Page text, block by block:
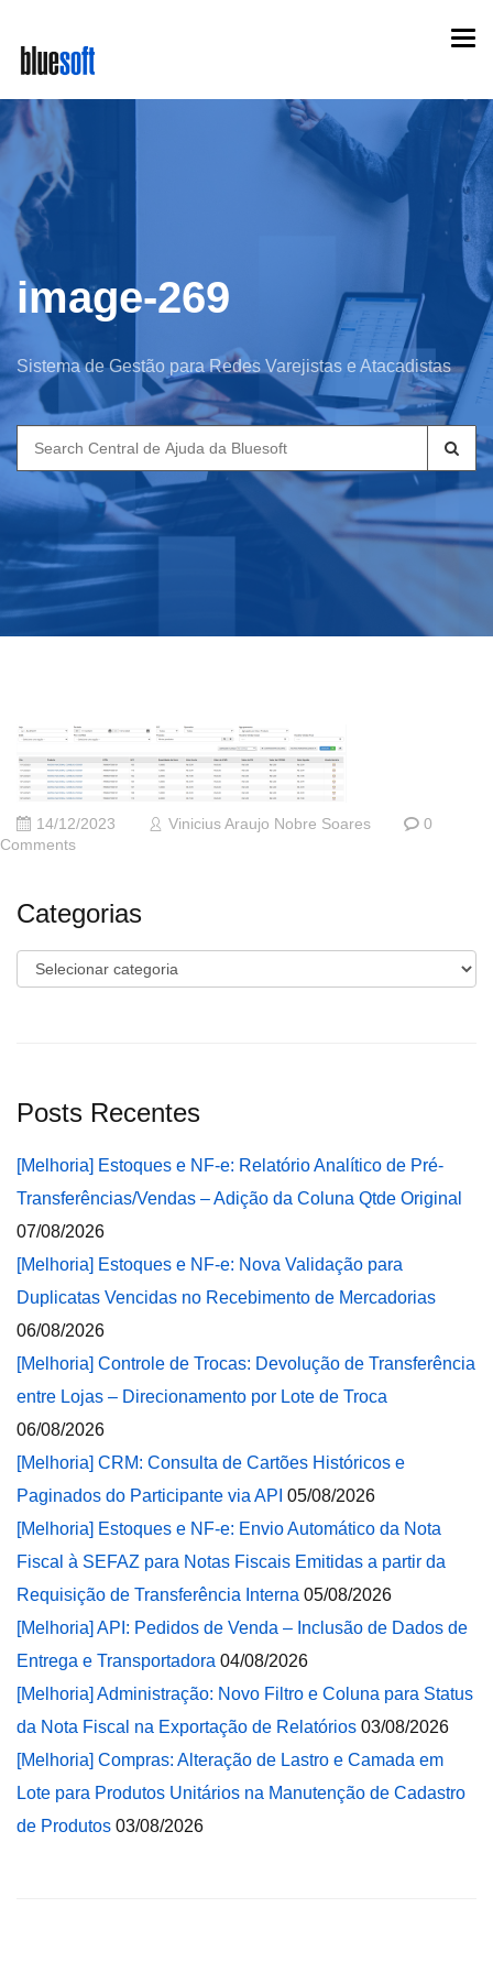
main
content
image-269
Sistema de Gestão para Redes Varejistas e Atacadistas
Search
for:
14/12/2023 Vinicius Araujo Nobre Soares
0
Comments
Categorias
Categorias
Posts Recentes
[Melhoria] Estoques e NF-e: Relatório Analítico de Pré-
Transferências/Vendas – Adição da Coluna Qtde Original
07/08/2026
[Melhoria] Estoques e NF-e: Nova Validação para
Duplicatas Vencidas no Recebimento de Mercadorias
06/08/2026
[Melhoria] Controle de Trocas: Devolução de Transferência
entre Lojas – Direcionamento por Lote de Troca
06/08/2026
[Melhoria] CRM: Consulta de Cartões Históricos e
Paginados do Participante via API 05/08/2026
[Melhoria] Estoques e NF-e: Envio Automático da Nota
Fiscal à SEFAZ para Notas Fiscais Emitidas a partir da
Requisição de Transferência Interna 05/08/2026
[Melhoria] API: Pedidos de Venda – Inclusão de Dados de
Entrega e Transportadora 04/08/2026
[Melhoria] Administração: Novo Filtro e Coluna para Status
da Nota Fiscal na Exportação de Relatórios 03/08/2026
[Melhoria] Compras: Alteração de Lastro e Camada em
Lote para Produtos Unitários na Manutenção de Cadastro
de Produtos 03/08/2026